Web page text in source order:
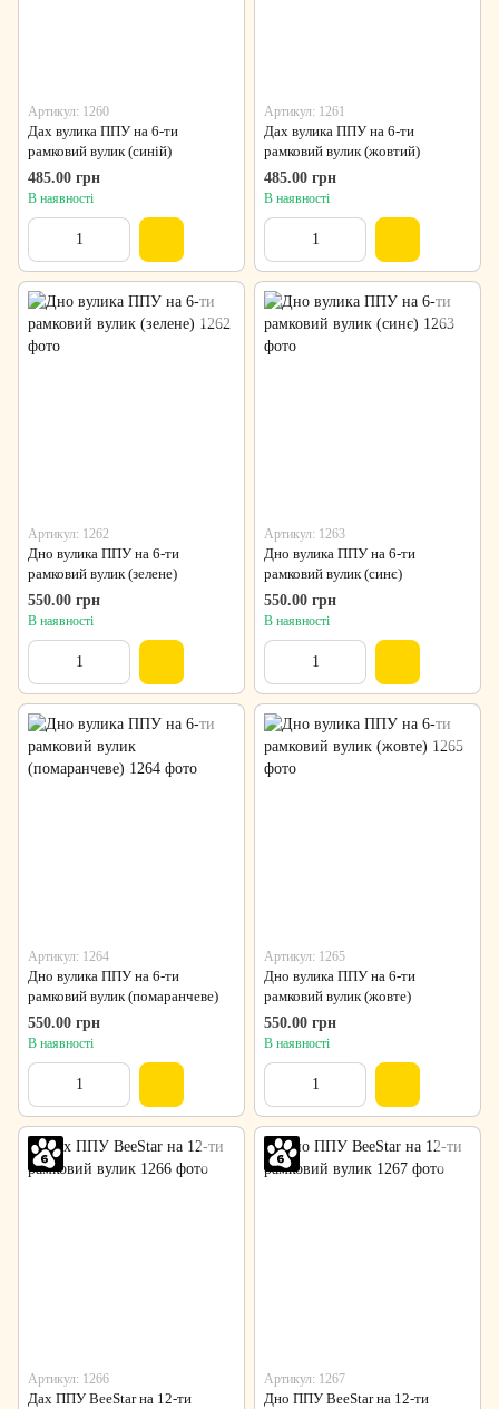
Артикул: 1260
Дах вулика ППУ на 6-ти
рамковий вулик (синій)
485.00 грн
В наявності
Артикул: 1261
Дах вулика ППУ на 6-ти
рамковий вулик (жовтий)
485.00 грн
В наявності
Артикул: 1262
Дно вулика ППУ на 6-ти
рамковий вулик (зелене)
550.00 грн
В наявності
Артикул: 1263
Дно вулика ППУ на 6-ти
рамковий вулик (синє)
550.00 грн
В наявності
Артикул: 1264
Дно вулика ППУ на 6-ти
рамковий вулик (помаранчеве)
550.00 грн
В наявності
Артикул: 1265
Дно вулика ППУ на 6-ти
рамковий вулик (жовте)
550.00 грн
В наявності
Артикул: 1266
Дах ППУ BeeStar на 12-ти
Артикул: 1267
Дно ППУ BeeStar на 12-ти